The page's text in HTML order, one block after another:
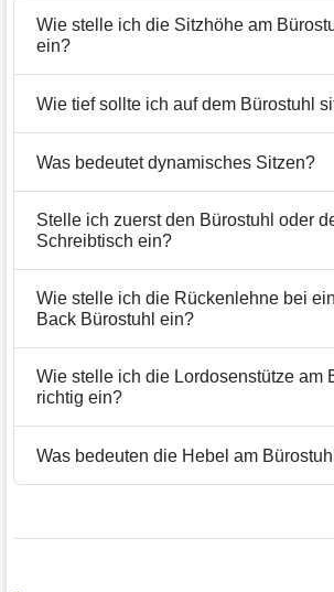
Wie stelle ich die Sitzhöhe am
ein?
Wie tief sollte ich auf dem Bürostuhl
Was bedeutet dynamisches Sitzen?
Stelle ich zuerst den Bürostuhl oder
Schreibtisch ein?
Wie stelle ich die Rückenlehne bei
Back Bürostuhl ein?
Wie stelle ich die Lordosenstütze am
richtig ein?
Was bedeuten die Hebel am